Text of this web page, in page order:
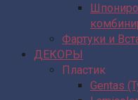
Фартуки и
ДЕКОРЫ
Пластик
Gentas